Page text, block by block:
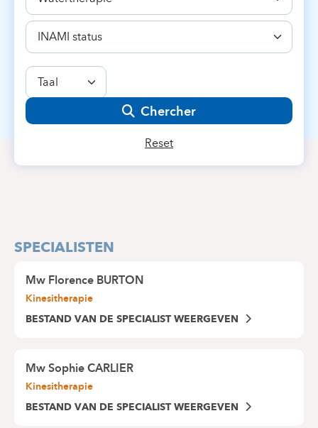
INAMI
status
Taal
Chercher
Reset
SPECIALISTEN
MwFlorence BURTON
Kinesitherapie
BESTAND VAN DE SPECIALIST WEERGEVEN
MwSophie CARLIER
Kinesitherapie
BESTAND VAN DE SPECIALIST WEERGEVEN